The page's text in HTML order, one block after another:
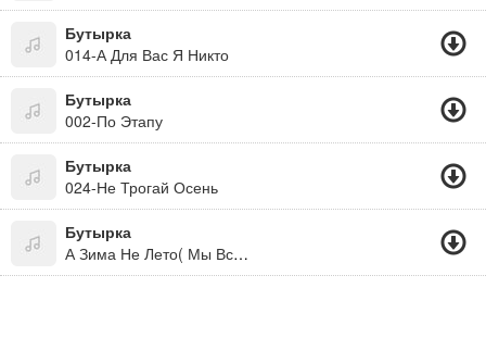
Бутырка
014-А Для Вас Я Никто
Бутырка
002-По Этапу
Бутырка
024-Не Трогай Осень
Бутырка
А Зима Не Лето( Мы Все Живем Под Богом. Не Забывайте! )